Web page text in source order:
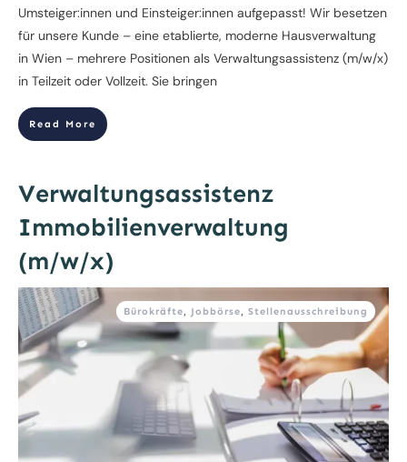
Umsteiger:innen und Einsteiger:innen aufgepasst! Wir besetzen
für unsere Kunde – eine etablierte, moderne Hausverwaltung
in Wien – mehrere Positionen als Verwaltungsassistenz (m/w/x)
in Teilzeit oder Vollzeit. Sie bringen
Read More
Verwaltungsassistenz
Immobilienverwaltung
(m/w/x)
Bürokräfte, Jobbörse, Stellenausschreibung